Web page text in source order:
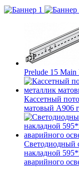
Prelude 15 Main
Кассетный
матовый А906
накладной
аварийного